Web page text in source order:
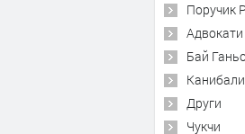
Поручик
Адвокати
Бай
Канибали
Други
Чукчи